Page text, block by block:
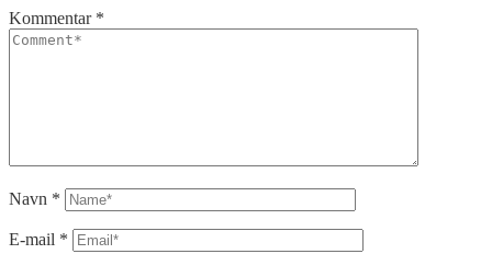
Kommentar *
Navn *
E-mail *